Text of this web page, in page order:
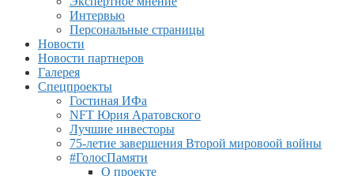
Интервью
Персональные страницы
Новости
Новости партнеров
Галерея
Спецпроекты
Гостиная ИФа
NFT Юрия Аратовского
Лучшие инвесторы
75-летие завершения Второй мировоой войны
#ГолосПамяти
О проекте